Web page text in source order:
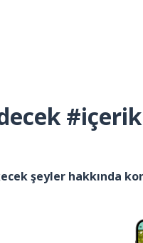
şeyler hakkında